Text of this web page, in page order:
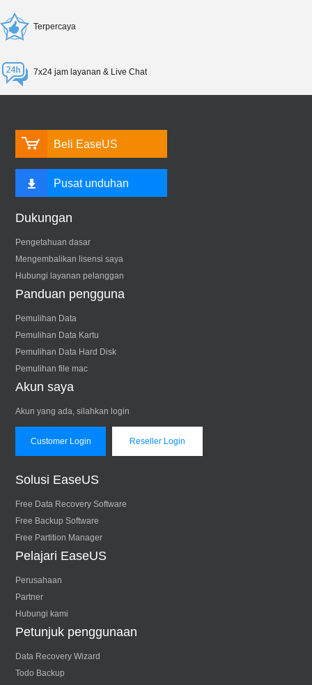
Terpercaya
7x24 jam layanan & Live Chat
Beli EaseUS
Pusat unduhan
Dukungan
Pengetahuan dasar
Mengembalikan lisensi saya
Hubungi layanan pelanggan
Panduan pengguna
Pemulihan Data
Pemulihan Data Kartu
Pemulihan Data Hard Disk
Pemulihan file mac
Akun saya
Akun yang ada, silahkan login
Customer Login Reseller Login
Solusi EaseUS
Free Data Recovery Software
Free Backup Software
Free Partition Manager
Pelajari EaseUS
Perusahaan
Partner
Hubungi kami
Petunjuk penggunaan
Data Recovery Wizard
Todo Backup